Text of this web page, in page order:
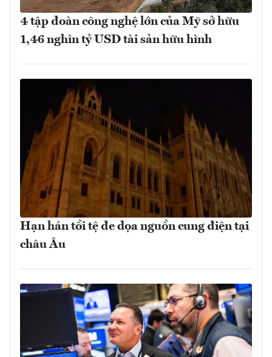
4 tập đoàn công nghệ lớn của Mỹ sở hữu
1,46 nghìn tỷ USD tài sản hữu hình
Hạn hán tồi tệ đe dọa nguồn cung điện tại
châu Âu